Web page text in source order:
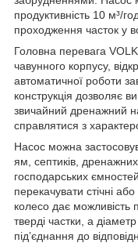
продуктивність 10 м³/
проходження часток у
Головна перевага
чавунного корпусу,
автоматичної роботи
конструкція дозволяє
звичайний дренажний
справлятися з
Насос можна
ям, септиків,
господарських
перекачувати стічні
колесо дає можливість
тверді частки, а
під’єднання до